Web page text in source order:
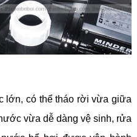
lớn, có thể tháo rời vừa giữa
vừa dễ dàng vệ sinh, rửa